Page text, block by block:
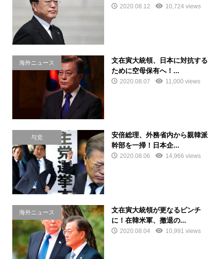
2020.08.12 10,724 views
海外ニュース
文在寅大統領、日本に対抗する
ために空母保有へ！...
2020.08.07 11,000 views
与党
安倍総理、外務省内から親韓派
幹部を一掃！日本企...
2020.08.06 14,966 views
海外ニュース
文在寅大統領が更なるピンチ
に！在韓米軍、撤退の...
2020.08.04 10,991 views